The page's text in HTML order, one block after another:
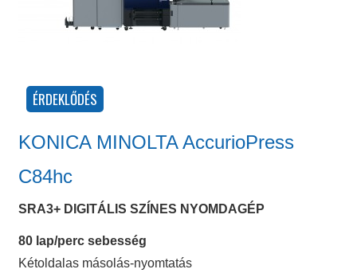
KONICA MINOLTA AccurioPress
C84hc
SRA3+ DIGITÁLIS SZÍNES NYOMDAGÉP
80 lap/perc sebesség
Kétoldalas másolás-nyomtatás